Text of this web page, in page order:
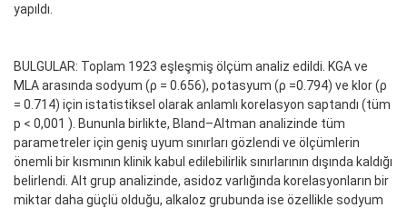
yapıldı.
BULGULAR: Toplam 1923 eşleşmiş ölçüm analiz edildi. KGA ve
MLA arasında sodyum (ρ = 0.656), potasyum (ρ =0.794) ve klor (ρ
= 0.714) için istatistiksel olarak anlamlı korelasyon saptandı (tüm
p < 0,001 ). Bununla birlikte, Bland–Altman analizinde tüm
parametreler için geniş uyum sınırları gözlendi ve ölçümlerin
önemli bir kısmının klinik kabul edilebilirlik sınırlarının dışında kaldığı
belirlendi. Alt grup analizinde, asidoz varlığında korelasyonların bir
miktar daha güçlü olduğu, alkaloz grubunda ise özellikle sodyum